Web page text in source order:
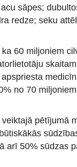
sāpes;
redze; seku
60 miljoniem
no 70
pētījumā
arī 50% sūdzas